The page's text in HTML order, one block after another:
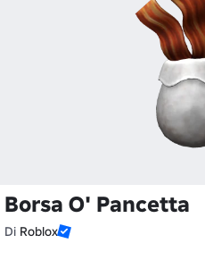
Borsa O' Pancetta
Di Roblox